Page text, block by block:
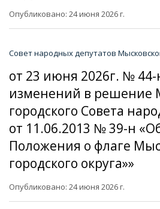
Опубликовано: 24 июня 2026 г.
Совет народных депутатов
от 23 июня 2026г. №
изменений в решение
городского Совета
от 11.06.2013 № 39-н
Положения о флаге
городского округа»»
Опубликовано: 24 июня 2026 г.